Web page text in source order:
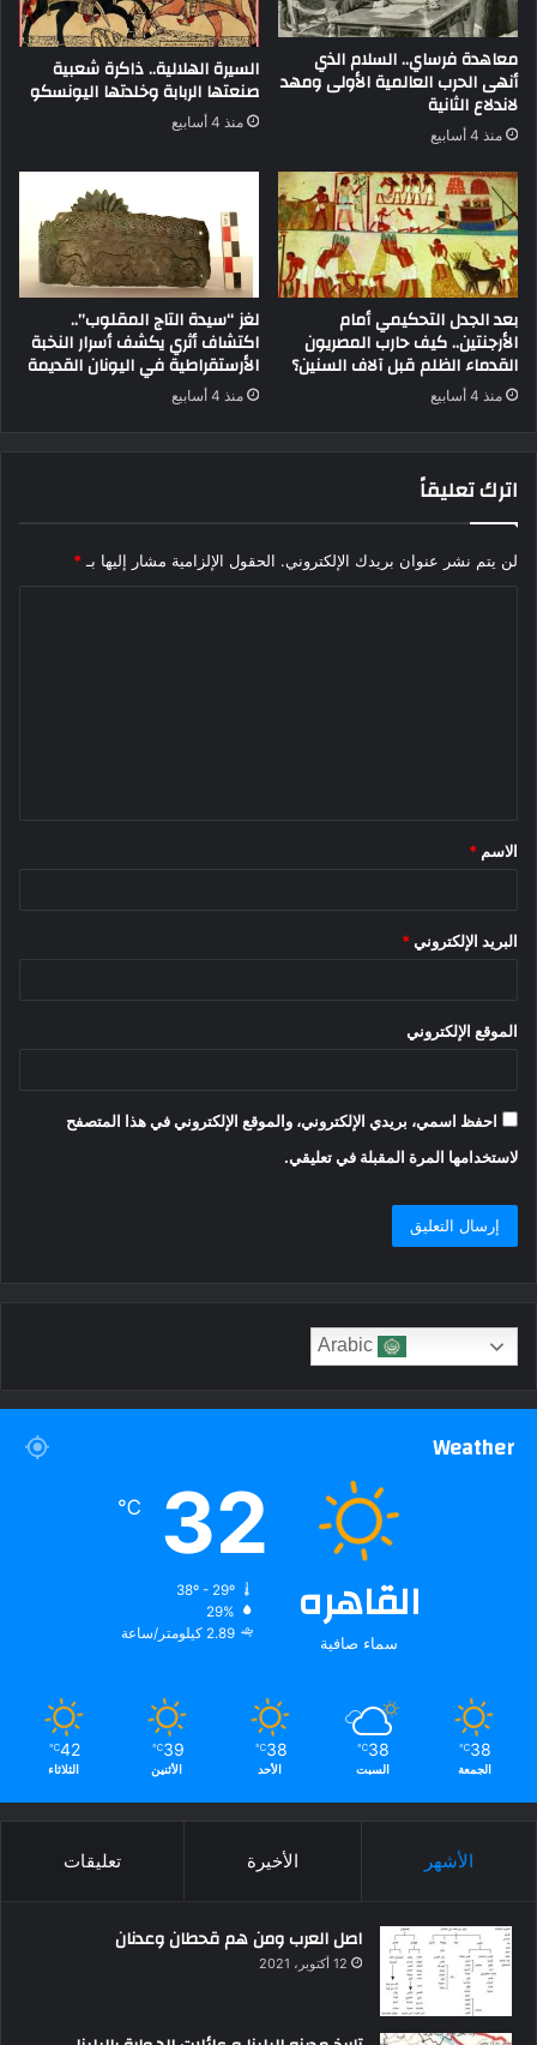
معاهدة فرساي.. السلام الذي
أنهى الحرب العالمية الأولى ومهد
لاندلاع الثانية
منذ 4 أسابيع
السيرة الهلالية.. ذاكرة شعبية
صنعتها الربابة وخلدتها اليونسكو
منذ 4 أسابيع
بعد الجدل التحكيمي أمام
الأرجنتين.. كيف حارب المصريون
القدماء الظلم قبل آلاف السنين؟
منذ 4 أسابيع
لغز “سيدة التاج المقلوب”..
اكتشاف أثري يكشف أسرار النخبة
الأرستقراطية في اليونان القديمة
منذ 4 أسابيع
اترك تعليقاً
لن يتم نشر عنوان بريدك الإلكتروني. الحقول الإلزامية مشار إليها بـ *
*
الاسم *
البريد الإلكتروني *
الموقع الإلكتروني
احفظ اسمي، بريدي الإلكتروني، والموقع الإلكتروني في هذا المتصفح
لاستخدامها المرة المقبلة في تعليقي.
Weather
القاهره
سماء صافية
32
℃
38º - 29º
29%
2.89 كيلومتر/ساعة
38
℃
الجمعة
38
℃
السبت
38
℃
الأحد
39
℃
الأثنين
42
℃
الثلاثاء
الأشهر الأخيرة تعليقات
اصل العرب ومن هم قحطان وعدنان
12 أكتوبر، 2021